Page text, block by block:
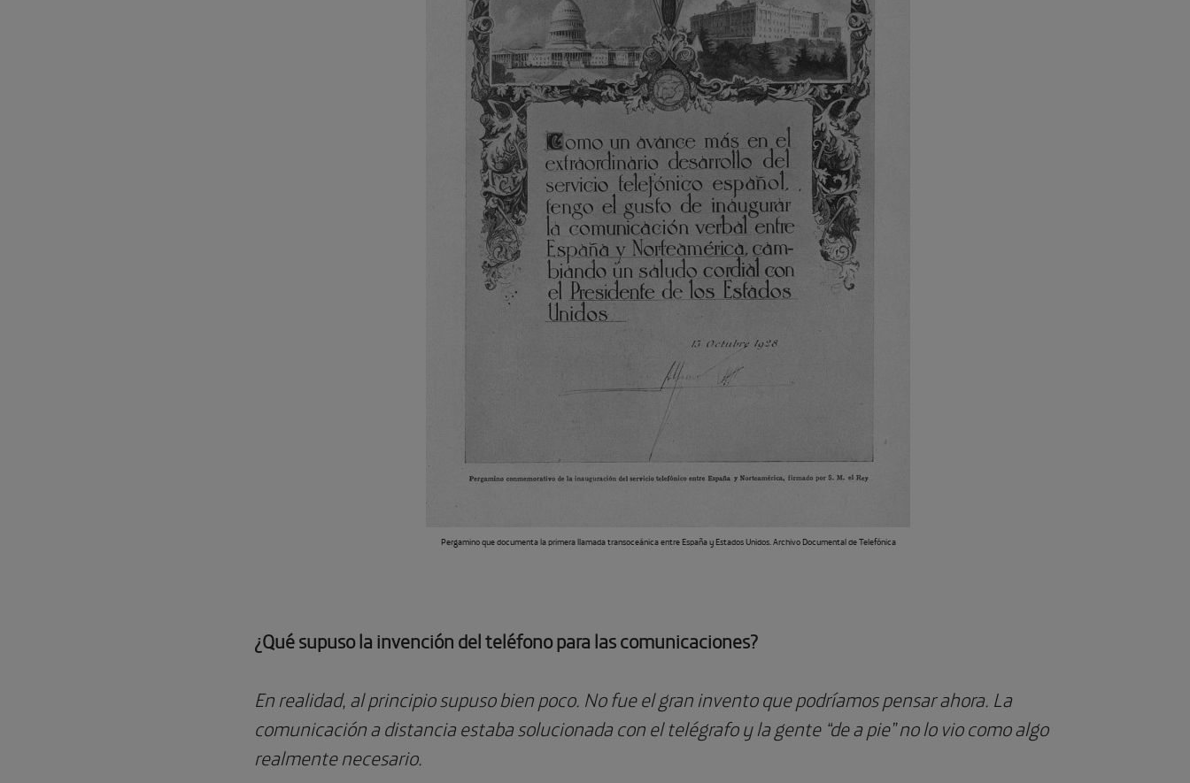
Pergamino que documenta la primera llamada transoceánica entre España y Estados Unidos. Archivo Documental de Telefónica
¿Qué supuso la invención del teléfono para las comunicaciones?
En realidad, al principio supuso bien poco. No fue el gran invento que podríamos pensar ahora. La
comunicación a distancia estaba solucionada con el telégrafo y la gente “de a pie” no lo vio como algo
realmente necesario.